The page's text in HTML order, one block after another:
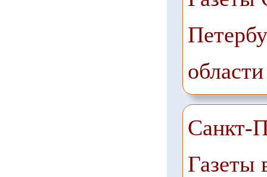
области
Санкт-
Газеты